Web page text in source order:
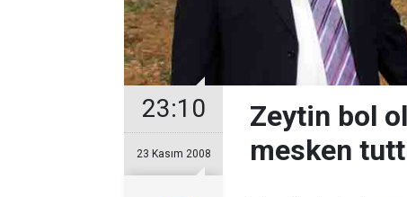
23:10
23 Kasım 2008
Zeytin bol
mesken